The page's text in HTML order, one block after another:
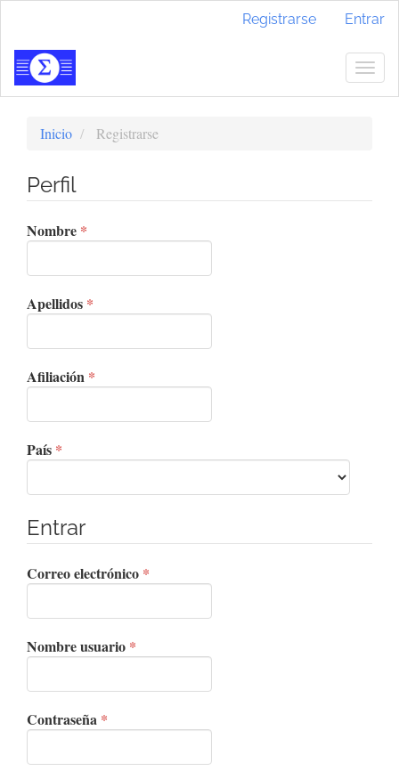
Contenido
principal
Barra
Registrarse Entrar
Inicio Registrarse
Perfil
Nombre *
Apellidos *
Afiliación *
País *
Entrar
Correo electrónico *
Nombre usuario *
Contraseña *